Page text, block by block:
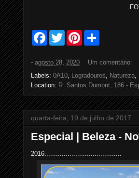
F
b
o
k
T
w
t
e
P
r
s
t
e
- agosto 28, 2020
Um comentário:
Labels: 0A10, Logradouros, Natureza,
Location: R. Santos Dumont, 186 -
quarta-feira, 19 de julho de 2017
Especial | Beleza -
2016........................................